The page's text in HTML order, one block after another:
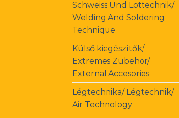
Schweiss Und Löttechnik/
Welding And Soldering
Technique
Külső kiegészítők/
Extremes Zubehör/
External Accesories
Légtechnika/ Légtechnik/
Air Technology